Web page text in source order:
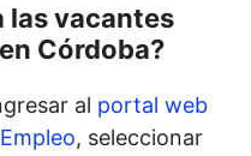
las vacantes
Córdoba?
al portal web
, seleccionar